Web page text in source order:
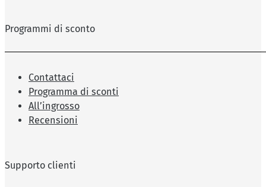
Programmi di sconto
Contattaci
Programma di sconti
All’ingrosso
Recensioni
Supporto clienti